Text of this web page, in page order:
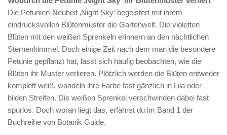
Die Petunien-Neuheit ‚Night Sky‘ begeistert mit ihrem
eindrucksvollen Blütenmuster die Gartenwelt. Die violetten
Blüten mit den weißen Sprenkeln erinnern an den nächtlichen
Sternenhimmel. Doch einige Zeit nach dem man die besondere
Petunie gepflanzt hat, lässt sich häufig beobachten, wie die
Blüten ihr Muster verlieren. Plötzlich werden die Blüten entweder
komplett weiß, wandeln ihre Farbe fast gänzlich in Lila oder
bilden Streifen. Die weißen Sprenkel verschwinden dabei fast
spurlos. Doch woran liegt das, erfährst du im Band 1 der
Buchreihe von Botanik Guide.